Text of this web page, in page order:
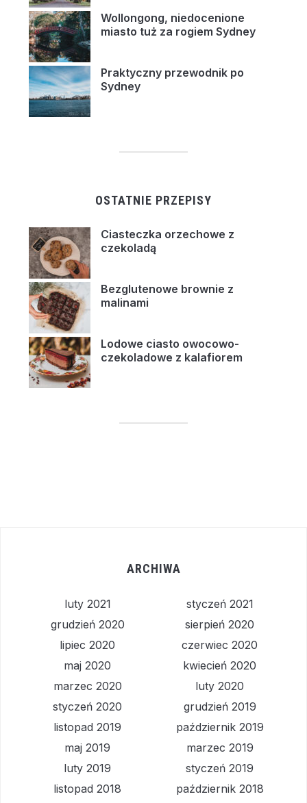
Wollongong, niedocenione
miasto tuż za rogiem Sydney
Praktyczny przewodnik po
Sydney
OSTATNIE PRZEPISY
Ciasteczka orzechowe z
czekoladą
Bezglutenowe brownie z
malinami
Lodowe ciasto owocowo-
czekoladowe z kalafiorem
ARCHIWA
luty 2021
styczeń 2021
grudzień 2020
sierpień 2020
lipiec 2020
czerwiec 2020
maj 2020
kwiecień 2020
marzec 2020
luty 2020
styczeń 2020
grudzień 2019
listopad 2019
październik 2019
maj 2019
marzec 2019
luty 2019
styczeń 2019
listopad 2018
październik 2018